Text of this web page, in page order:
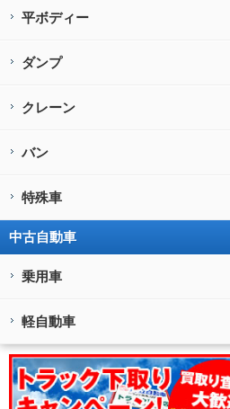
平ボディー
ダンプ
クレーン
バン
特殊車
中古自動車
乗用車
軽自動車